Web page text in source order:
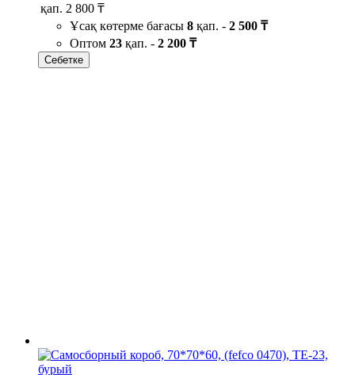
қап. 2 800 ₸
Ұсақ көтерме бағасы 8 қап. - 2 500 ₸
Оптом 23 қап. - 2 200 ₸
Себетке